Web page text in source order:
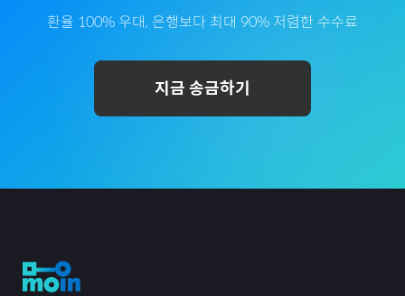
환율 100% 우대, 은행보다 최대 90% 저렴한 수수료
지금 송금하기